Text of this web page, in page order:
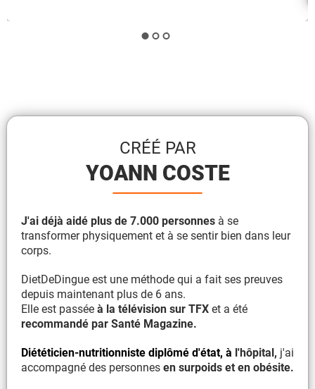
CRÉÉ PAR
YOANN COSTE
J'ai déjà aidé plus de 7.000 personnes à se
transformer physiquement et à se sentir bien dans leur
corps.
DietDeDingue est une méthode qui a fait ses preuves
depuis maintenant plus de 6 ans.
Elle est passée à la télévision sur TFX et a été
recommandé par Santé Magazine.
Diététicien-nutritionniste diplômé d'état, à l'hôpital, j'ai
accompagné des personnes en surpoids et en obésite.